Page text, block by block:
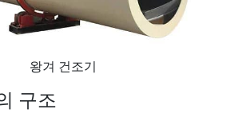
왕겨 건조기
구조